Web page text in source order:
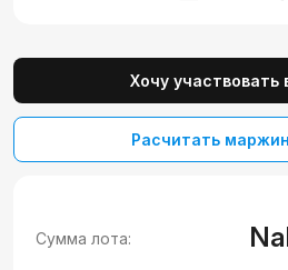
Хочу участвовать
Расчитать
Сумма лота: